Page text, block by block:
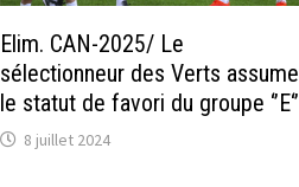
Elim. CAN-2025/ Le
sélectionneur des Verts assume
le statut de favori du groupe ‘’E‘’
8 juillet 2024